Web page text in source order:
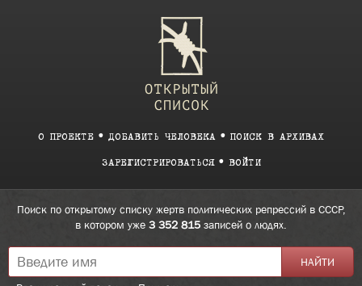
О ПРОЕКТЕ ДОБАВИТЬ ЧЕЛОВЕКА ПОИСК В АРХИВАХ
ЗАРЕГИСТРИРОВАТЬСЯ ВОЙТИ
Поиск по открытому списку жертв политических репрессий в СССР,
в котором уже 3 352 815 записей о людях.